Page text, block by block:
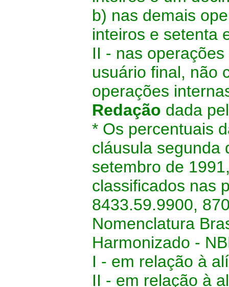
b) nas demais
inteiros e setenta
II - nas
usuário final, não
operações
Redação dada
* Os percentuais
cláusula segunda
setembro de
classificados nas
8433.59.9900,
Nomenclatura
Harmonizado -
I - em relação à
II - em relação à